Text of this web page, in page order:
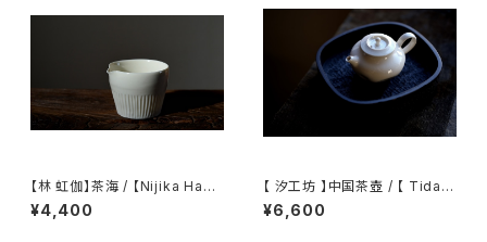
【林 虹伽】茶海 / 【Nijika Haya
shi 】tea pitcher
¥4,400
【 汐工坊 】中国茶壺 / 【 Tidal
Atelier 】Chinese teapot
¥6,600